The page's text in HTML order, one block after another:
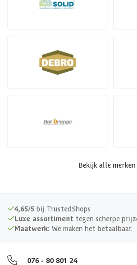
Bekijk alle merken
4,65/5 bij TrustedShops
Luxe assortiment tegen scherpe
Maatwerk: We maken het betaalbaar.
076 - 80 801 24